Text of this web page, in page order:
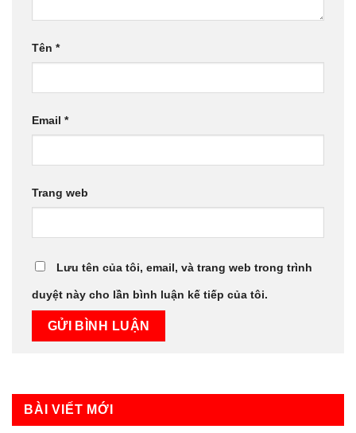
Tên *
Email *
Trang web
Lưu tên của tôi, email, và trang web trong trình
duyệt này cho lần bình luận kế tiếp của tôi.
BÀI VIẾT MỚI